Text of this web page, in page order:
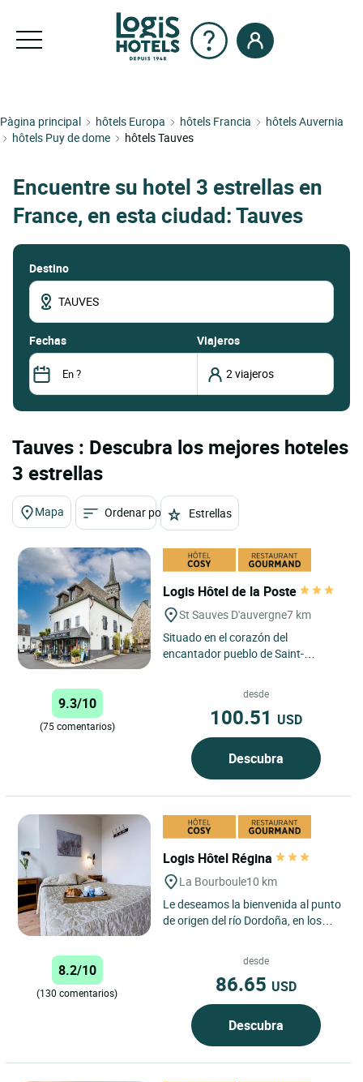
Pàgina principal hôtels Europa hôtels Francia
hôtels Auvernia
hôtels Puy de dome
hôtels Tauves
Encuentre su hotel 3 estrellas en
France, en esta ciudad: Tauves
Destino
fechas Viajeros
Tauves : Descubra los mejores hoteles
3 estrellas
Mapa Ordenar por Estrellas
Logis Hôtel de la Poste
St Sauves D'auvergne7 km
Situado en el corazón del
encantador pueblo de Saint-
9.3/10
(75 comentarios)
desde
100.51 USD
Descubra
Logis Hôtel Régina
La Bourboule10 km
Le deseamos la bienvenida al punto
de origen del río Dordoña, en los
8.2/10
(130 comentarios)
desde
86.65 USD
Descubra